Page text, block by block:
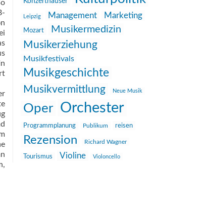
Leipzig Management Marketing
Mozart Musikermedizin
Musikerziehung
Musikfestivals
Musikgeschichte
Musikvermittlung Neue Musik
Oper Orchester
Programmplanung Publikum reisen
Rezension Richard Wagner
Tourismus Violine Violoncello